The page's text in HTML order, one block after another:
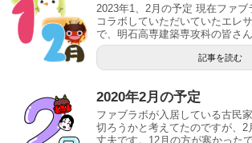
2023年1、2月の予定 現在ファ
コラボしていただいていたエレ
で、明石高専建築専攻科の皆さ
記事を読む
2020年2月の予定
ファブラボが入居している古民
切ろうかと考えてたのですが、
丈夫です。12月の方が寒かった